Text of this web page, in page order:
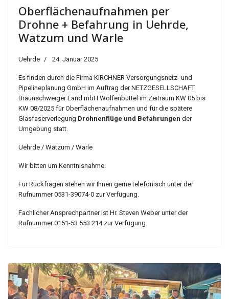
Oberflächenaufnahmen per
Drohne + Befahrung in Uehrde,
Watzum und Warle
Uehrde 24. Januar 2025
Es finden durch die Firma KIRCHNER Versorgungsnetz- und
Pipelineplanung GmbH im Auftrag der NETZGESELLSCHAFT
Braunschweiger Land mbH Wolfenbüttel im Zeitraum KW 05 bis
KW 08/2025 für Oberflächenaufnahmen und für die spätere
Glasfaserverlegung Drohnenflüge und Befahrungen der
Umgebung statt.
Uehrde / Watzum / Warle
Wir bitten um Kenntnisnahme.
Für Rückfragen stehen wir Ihnen gerne telefonisch unter der
Rufnummer 0531-39074-0 zur Verfügung.
Fachlicher Ansprechpartner ist Hr. Steven Weber unter der
Rufnummer 0151-53 553 214 zur Verfügung.